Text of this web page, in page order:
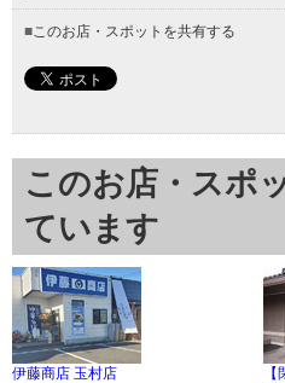
■このお店・スポットを共有する
このお店・スポ
ています
伊藤商店 玉村店